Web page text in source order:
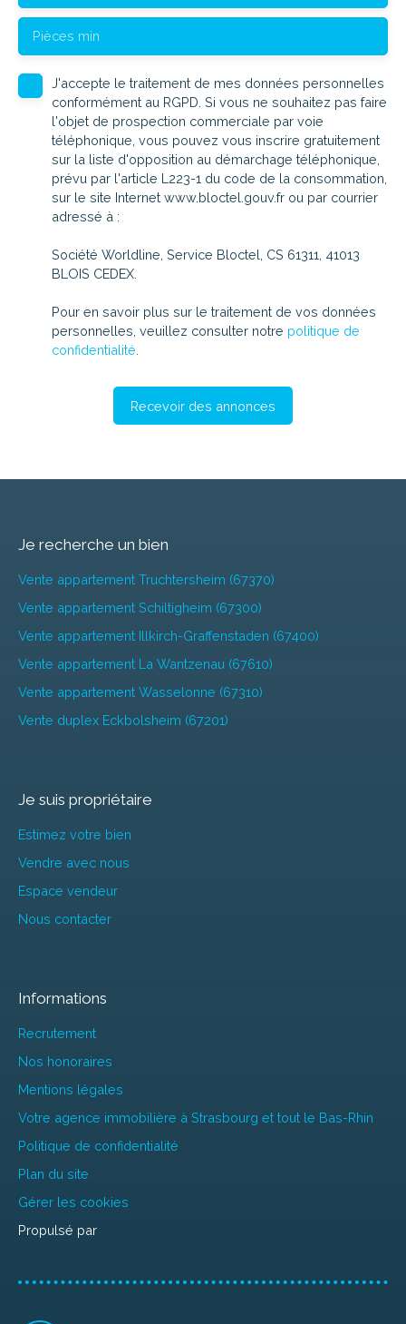
Pièces min
J'accepte le traitement de mes données personnelles
conformément au RGPD. Si vous ne souhaitez pas faire
l'objet de prospection commerciale par voie
téléphonique, vous pouvez vous inscrire gratuitement
sur la liste d'opposition au démarchage téléphonique,
prévu par l'article L223-1 du code de la consommation,
sur le site Internet www.bloctel.gouv.fr ou par courrier
adressé à :
Société Worldline, Service Bloctel, CS 61311, 41013
BLOIS CEDEX.
Pour en savoir plus sur le traitement de vos données
personnelles, veuillez consulter notre politique de
confidentialité
Recevoir des annonces
Je recherche un bien
Vente appartement Truchtersheim (67370)
Vente appartement Schiltigheim (67300)
Vente appartement Illkirch-Graffenstaden (67400)
Vente appartement La Wantzenau (67610)
Vente appartement Wasselonne (67310)
Vente duplex Eckbolsheim (67201)
Je suis propriétaire
Estimez votre bien
Vendre avec nous
Espace vendeur
Nous contacter
Informations
Recrutement
Nos honoraires
Mentions légales
Votre agence immobilière à Strasbourg et tout le Bas-Rhin
Politique de confidentialité
Plan du site
Gérer les cookies
Propulsé par